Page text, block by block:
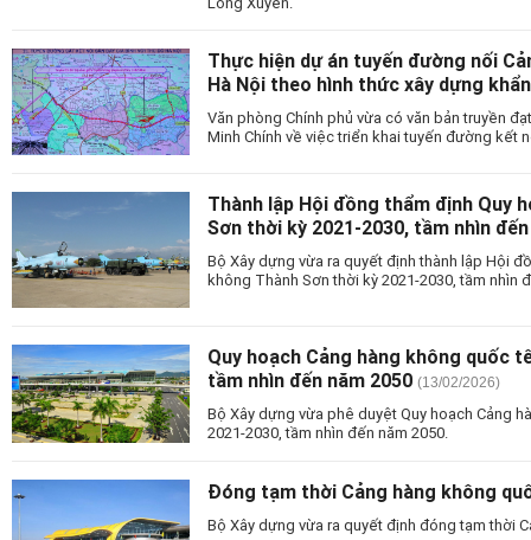
Thực hiện dự án tuyến đường nối
Hà Nội theo hình thức xây dựng
Văn phòng Chính phủ vừa có văn bản truyền
Minh Chính về việc triển khai tuyến đường kết
Thành lập Hội đồng thẩm định Quy
Sơn thời kỳ 2021-2030, tầm nhìn
Bộ Xây dựng vừa ra quyết định thành lập Hội
không Thành Sơn thời kỳ 2021-2030, tầm nhìn
Quy hoạch Cảng hàng không quốc
tầm nhìn đến năm 2050 (13/02/2026)
Bộ Xây dựng vừa phê duyệt Quy hoạch Cảng
2021-2030, tầm nhìn đến năm 2050.
Đóng tạm thời Cảng hàng không
Bộ Xây dựng vừa ra quyết định đóng tạm thời